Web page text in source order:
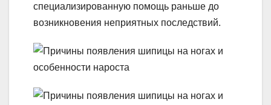
специализированную помощь раньше до
возникновения неприятных последствий.